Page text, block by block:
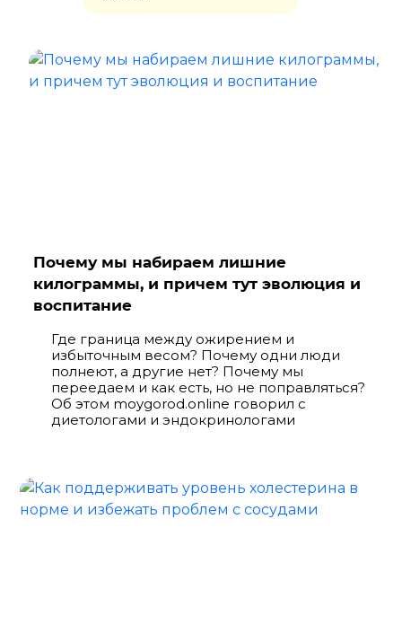
Почему мы набираем лишние
килограммы, и причем тут эволюция и
воспитание
Где граница между ожирением и
избыточным весом? Почему одни люди
полнеют, а другие нет? Почему мы
переедаем и как есть, но не поправляться?
Об этом moygorod.online говорил с
диетологами и эндокринологами